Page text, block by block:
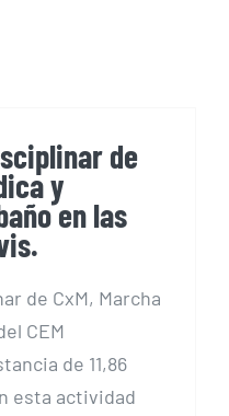
de
y
en las
de CxM, Marcha
CEM
de 11,86
esta actividad